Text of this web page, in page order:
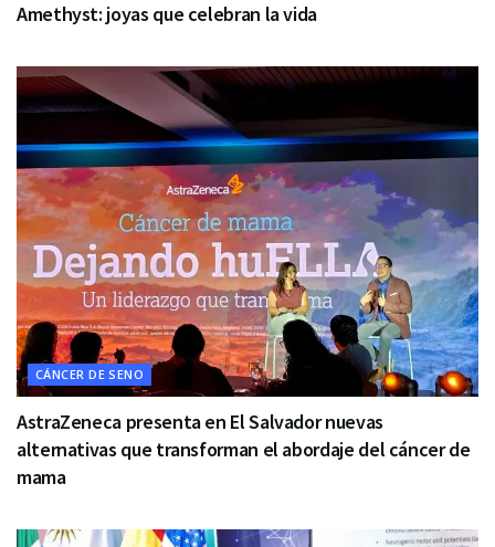
Amethyst: joyas que celebran la vida
CÁNCER DE SENO
AstraZeneca presenta en El Salvador nuevas
alternativas que transforman el abordaje del cáncer de
mama